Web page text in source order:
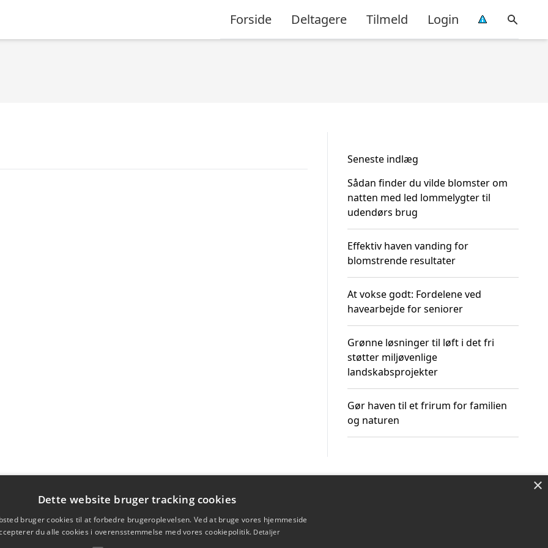
Forside Deltagere Tilmeld Login
Seneste indlæg
Sådan finder du vilde blomster om
natten med led lommelygter til
udendørs brug
Effektiv haven vanding for
blomstrende resultater
At vokse godt: Fordelene ved
havearbejde for seniorer
Grønne løsninger til løft i det fri
støtter miljøvenlige
landskabsprojekter
Gør haven til et frirum for familien
og naturen
×
Dette website bruger tracking cookies
bruger cookies til at forbedre brugeroplevelsen. Ved at bruge vores hjemmeside
du alle cookies i overensstemmelse med vores cookiepolitik. Detaljer